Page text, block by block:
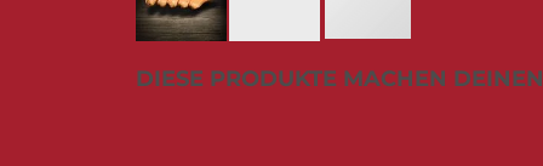
Anfang
DIESE PRODUKTE MACHEN